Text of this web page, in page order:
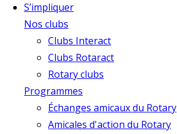
S’impliquer
Nos clubs
Clubs Interact
Clubs Rotaract
Rotary clubs
Programmes
Échanges amicaux du Rotary
Amicales d'action du Rotary